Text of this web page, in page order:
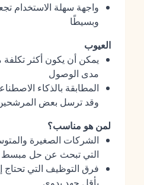
واجهة سهلة الاستخدام
وبسيطًا
العيوب
يمكن أن يكون أكثر
مدى الوصول
المطابقة بالذكاء
وقد ترسل بعض المرشحين
لمن هو مناسب؟
التي تبحث عن حل مبسط
فرق التوظيف التي تحتاج